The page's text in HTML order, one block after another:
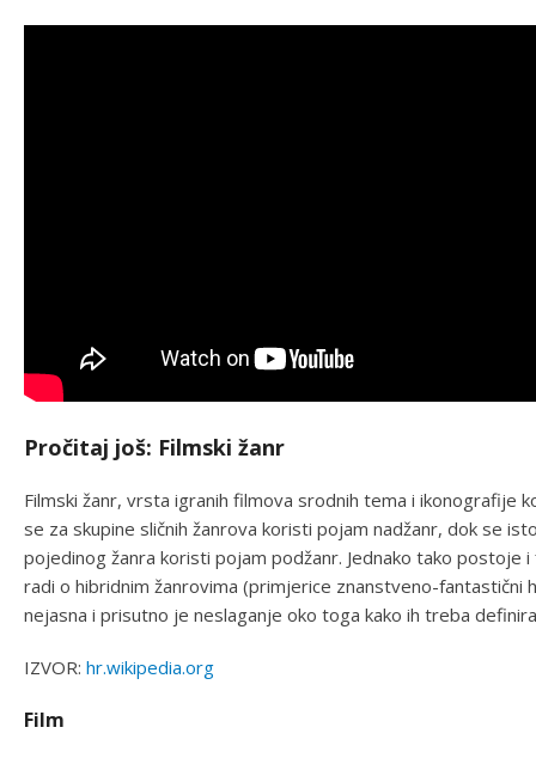
Pročitaj još: Filmski žanr
Filmski žanr, vrsta igranih filmova srodnih tema i ikonografije
se za skupine sličnih žanrova koristi pojam nadžanr, dok se
pojedinog žanra koristi pojam podžanr. Jednako tako postoje
radi o hibridnim žanrovima (primjerice znanstveno-
nejasna i prisutno je neslaganje oko toga kako ih treba
IZVOR: hr.wikipedia.org
Film